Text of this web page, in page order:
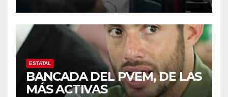
ESTATAL
BANCADA DEL PVEM, DE LAS
MÁS ACTIVAS